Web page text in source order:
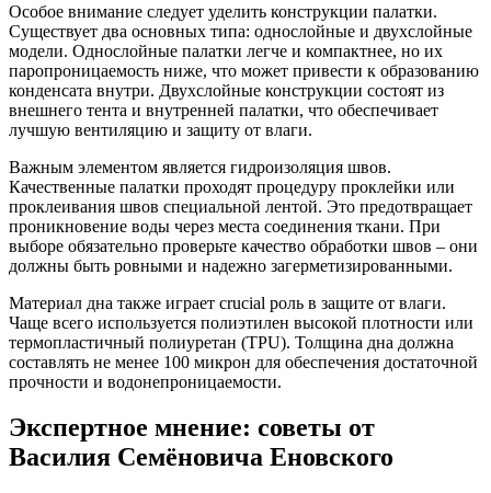
Особое внимание следует уделить конструкции палатки.
Существует два основных типа: однослойные и двухслойные
модели. Однослойные палатки легче и компактнее, но их
паропроницаемость ниже, что может привести к образованию
конденсата внутри. Двухслойные конструкции состоят из
внешнего тента и внутренней палатки, что обеспечивает
лучшую вентиляцию и защиту от влаги.
Важным элементом является гидроизоляция швов.
Качественные палатки проходят процедуру проклейки или
проклеивания швов специальной лентой. Это предотвращает
проникновение воды через места соединения ткани. При
выборе обязательно проверьте качество обработки швов – они
должны быть ровными и надежно загерметизированными.
Материал дна также играет crucial роль в защите от влаги.
Чаще всего используется полиэтилен высокой плотности или
термопластичный полиуретан (TPU). Толщина дна должна
составлять не менее 100 микрон для обеспечения достаточной
прочности и водонепроницаемости.
Экспертное мнение: советы от
Василия Семёновича Еновского